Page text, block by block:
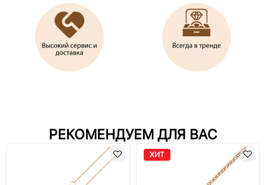
РЕКОМЕНДУЕМ ДЛЯ ВАС
ХИТ